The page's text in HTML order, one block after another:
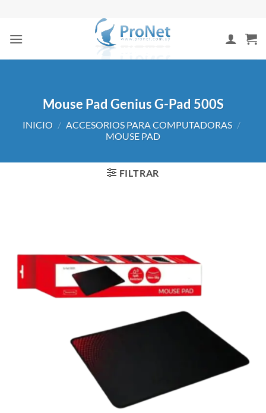
contenido
Mouse Pad Genius G-Pad 500S
INICIO / ACCESORIOS PARA COMPUTADORAS /
MOUSE PAD
FILTRAR